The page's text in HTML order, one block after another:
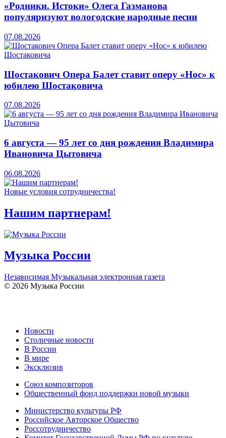
«Родники. Истоки» Олега Газманова
популяризуют вологодские народные песни
07.08.2026
Шостакович Опера Балет ставит оперу «Нос» к
юбилею Шостаковича
07.08.2026
6 августа — 95 лет со дня рождения Владимира
Ивановича Цытовича
06.08.2026
Новые условия сотрудничества!
Нашим партнерам!
Музыка России
Независимая Музыкальная электронная газета
© 2026 Музыка России
Новости
Столичные новости
В России
В мире
Эксклюзив
Союз композиторов
Общественный фонд поддержки новой музыки
Министерство культуры РФ
Российское Авторское Общество
Россотрудничество